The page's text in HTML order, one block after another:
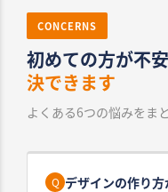
CONCERNS
初めての方が不
決できます
よくある6つの悩みをま
Q デザインの作り